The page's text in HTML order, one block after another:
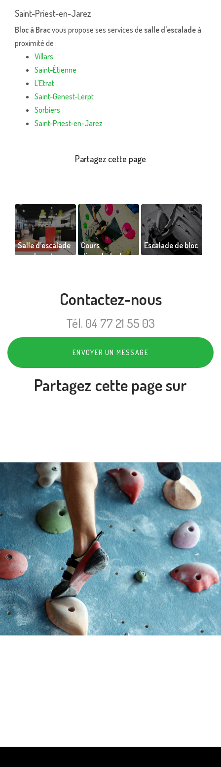
Saint-Priest-en-Jarez
Bloc à Bracvous propose ses services de salle d'escaladeà
proximité de :
Villars
Saint-Étienne
L'Etrat
Saint-Genest-Lerpt
Sorbiers
Saint-Priest-en-Jarez
Salle d’escalade
avec bar et
Cours
d'escalade de
Escalade de bloc
Contactez-nous
Tél. 04 77 21 55 03
ENVOYER UN MESSAGE
Partagez cette page sur